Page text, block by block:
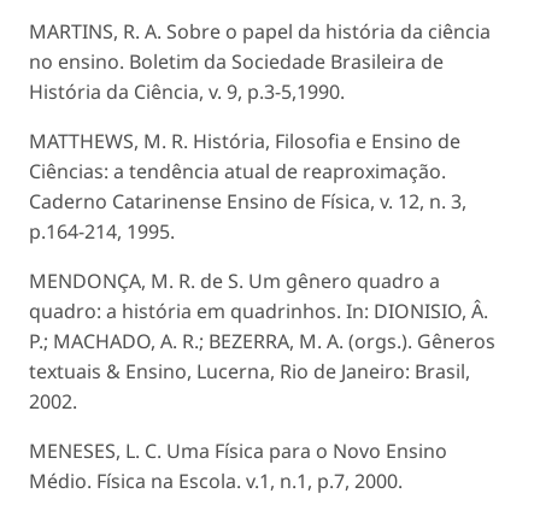
MARTINS, R. A. Sobre o papel da história da ciência
no ensino. Boletim da Sociedade Brasileira de
História da Ciência, v. 9, p.3-5,1990.
MATTHEWS, M. R. História, Filosofia e Ensino de
Ciências: a tendência atual de reaproximação.
Caderno Catarinense Ensino de Física, v. 12, n. 3,
p.164-214, 1995.
MENDONÇA, M. R. de S. Um gênero quadro a
quadro: a história em quadrinhos. In: DIONISIO, Â.
P.; MACHADO, A. R.; BEZERRA, M. A. (orgs.). Gêneros
textuais & Ensino, Lucerna, Rio de Janeiro: Brasil,
2002.
MENESES, L. C. Uma Física para o Novo Ensino
Médio. Física na Escola. v.1, n.1, p.7, 2000.